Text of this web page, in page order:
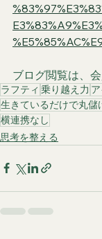
ブログ閲覧は、
ラフティ 乗り越え力
生きているだけで丸儲
横連携なし
思考を整える